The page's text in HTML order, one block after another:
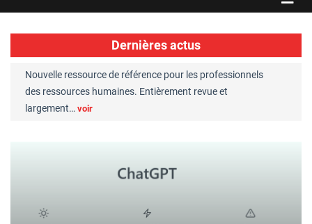
Dernières actus
Nouvelle ressource de référence pour les professionnels
des ressources humaines. Entièrement revue et
largement…voir